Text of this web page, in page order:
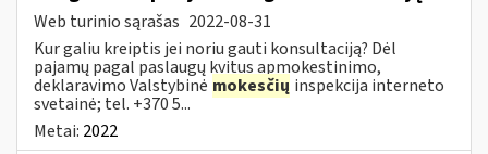
Web turinio sąrašas 2022-08-31
Kur galiu kreiptis jei noriu gauti konsultaciją? Dėl
pajamų pagal paslaugų kvitus apmokestinimo,
deklaravimo Valstybinė mokesčių inspekcija interneto
svetainė; tel. +370 5...
Metai: 2022